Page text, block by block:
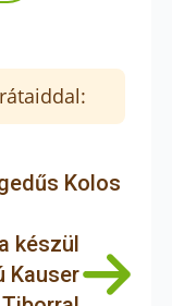
28.):
Kolos
készül
Kauser